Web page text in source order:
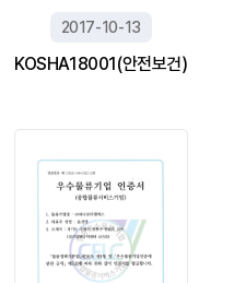
2017-10-13
KOSHA18001(안전보건)